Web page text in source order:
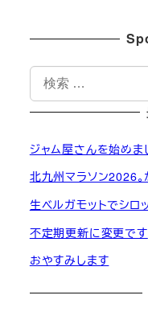
検
索
ジャム屋さんを始めま
北九州マラソン2026
生ベルガモットでシロ
不定期更新に変更です
おやすみします